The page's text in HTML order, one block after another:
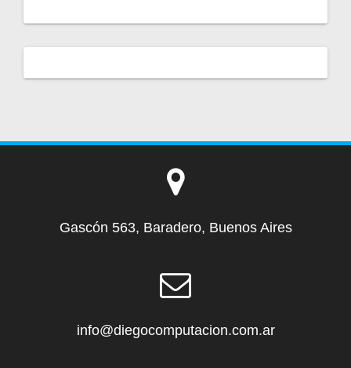
Gascón 563, Baradero, Buenos Aires
info@diegocomputacion.com.ar